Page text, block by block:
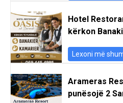
Hotel
kërkon
Lexoni më
Arameras
punësojë 2